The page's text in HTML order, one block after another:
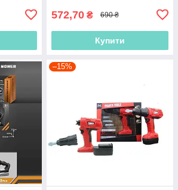
572,70 ₴ 690 ₴
Купити
–15%